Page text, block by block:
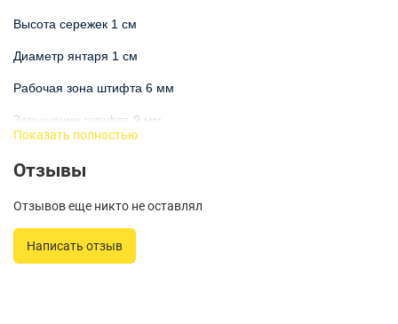
Высота сережек 1 см
Диаметр янтаря 1 см
Рабочая зона штифта 6 мм
Завышение штифта 9 мм
элегантности и природной красоты. В центре композиции
желтого янтаря, которые привлекают внимание и добавляют
нотку утонченности. Главным акцентом является натуральный
янтарь, который известен своими лечебными свойствами и
уникальной структурой.
Показать полностью
Отзывы
Отзывов еще никто не оставлял
Написать отзыв